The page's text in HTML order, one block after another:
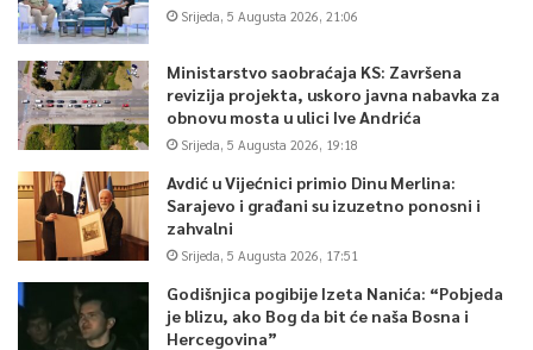
Srijeda, 5 Augusta 2026, 21:06
Ministarstvo saobraćaja KS: Završena
revizija projekta, uskoro javna nabavka za
obnovu mosta u ulici Ive Andrića
Srijeda, 5 Augusta 2026, 19:18
Avdić u Vijećnici primio Dinu Merlina:
Sarajevo i građani su izuzetno ponosni i
zahvalni
Srijeda, 5 Augusta 2026, 17:51
Godišnjica pogibije Izeta Nanića: “Pobjeda
je blizu, ako Bog da bit će naša Bosna i
Hercegovina”